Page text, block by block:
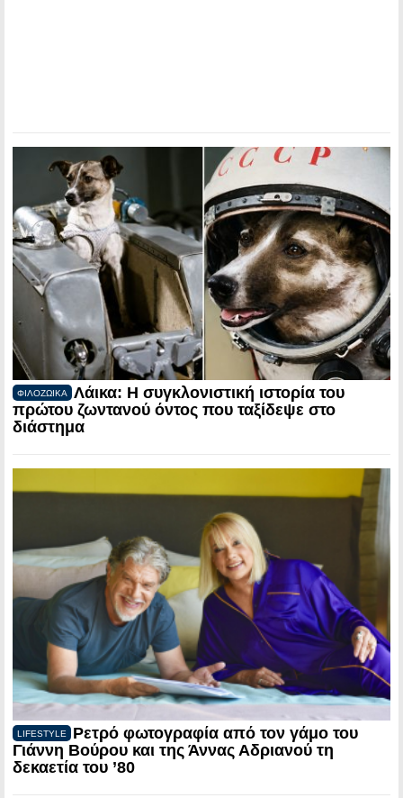
ΦΙΛΟΖΩΙΚΑ
Λάικα: Η συγκλονιστική ιστορία του
πρώτου ζωντανού όντος που ταξίδεψε στο
διάστημα
LIFESTYLE
Ρετρό φωτογραφία από τον γάμο του
Γιάννη Βούρου και της Άννας Αδριανού τη
δεκαετία του ’80